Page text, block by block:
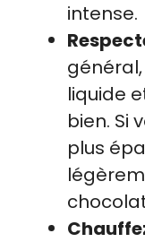
intense.
liquide
bien. Si
plus